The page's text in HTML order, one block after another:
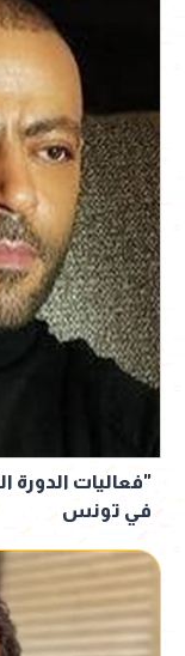
في تونس